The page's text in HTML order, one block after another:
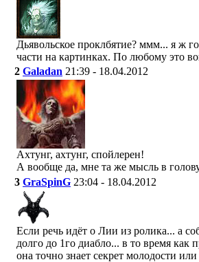
Дьявольское проклбятие? ммм... я ж
части на картинках. По любому это
2 Galadan 21:39 - 18.04.2012
Ахтунг, ахтунг, спойлерен!
А вообще да, мне та же мысль в
3 GraSpinG 23:04 - 18.04.2012
Если речь идёт о Лии из ролика... а
долго до 1го диабло... в то время как
она точно знает секрет молодости